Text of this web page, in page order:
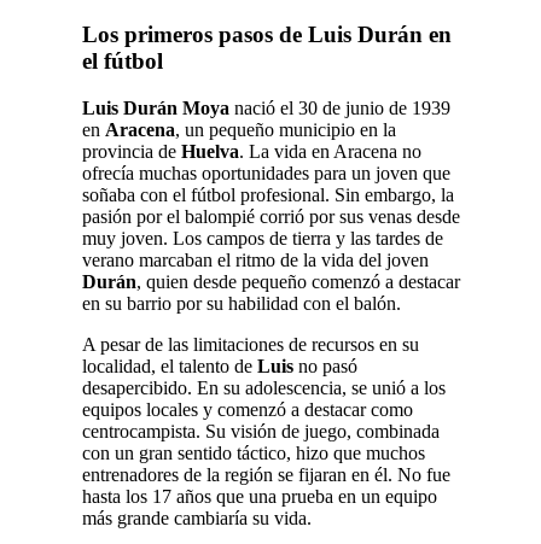
Los primeros pasos de Luis Durán en
el fútbol
Luis Durán Moya nació el 30 de junio de 1939
en Aracena, un pequeño municipio en la
provincia de Huelva. La vida en Aracena no
ofrecía muchas oportunidades para un joven que
soñaba con el fútbol profesional. Sin embargo, la
pasión por el balompié corrió por sus venas desde
muy joven. Los campos de tierra y las tardes de
verano marcaban el ritmo de la vida del joven
Durán, quien desde pequeño comenzó a destacar
en su barrio por su habilidad con el balón.
A pesar de las limitaciones de recursos en su
localidad, el talento de Luis no pasó
desapercibido. En su adolescencia, se unió a los
equipos locales y comenzó a destacar como
centrocampista. Su visión de juego, combinada
con un gran sentido táctico, hizo que muchos
entrenadores de la región se fijaran en él. No fue
hasta los 17 años que una prueba en un equipo
más grande cambiaría su vida.